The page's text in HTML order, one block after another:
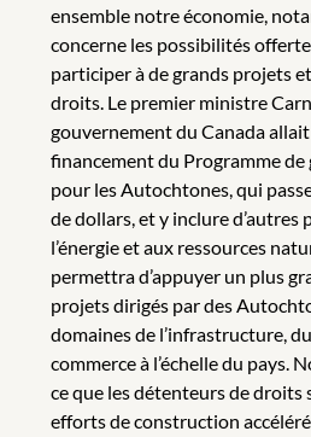
ensemble notre économie,
concerne les possibilités
participer à de grands projets
droits. Le premier ministre
gouvernement du Canada
financement du Programme
pour les Autochtones, qui
de dollars, et y inclure d’autres
l’énergie et aux ressources
permettra d’appuyer un plus
projets dirigés par des
domaines de l’infrastructure,
commerce à l’échelle du pays.
ce que les détenteurs de droits
efforts de construction